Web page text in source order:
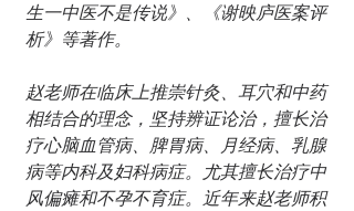
生一中医不是传说》、《谢映庐医案评
析》等著作。
赵老师在临床上推崇针灸、耳穴和中药
相结合的理念，坚持辨证论治，擅长治
疗心脑血管病、脾胃病、月经病、乳腺
病等内科及妇科病症。尤其擅长治疗中
风偏瘫和不孕不育症。近年来赵老师积